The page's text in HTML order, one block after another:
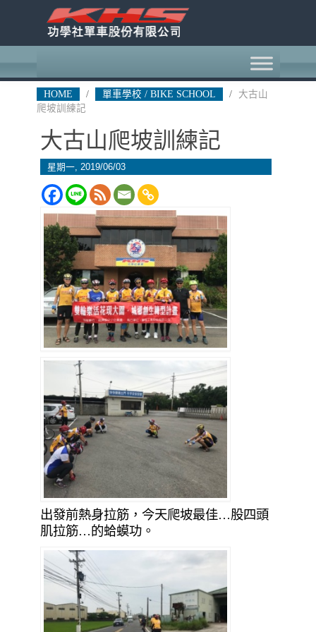
HOME / 單車學校 / BIKE SCHOOL /
大古山
爬坡訓練記
大古山爬坡訓練記
星期一, 2019/06/03
出發前熱身拉筋，今天爬坡最佳…股四頭
肌拉筋…的蛤蟆功。